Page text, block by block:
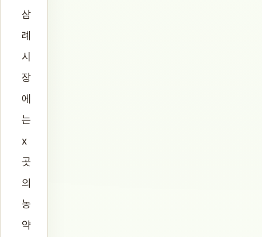
삼
례
시
장
에
는
x
곳
의
농
약